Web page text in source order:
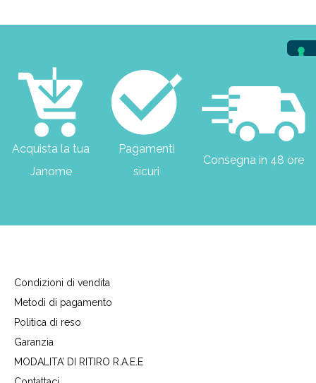
Acquista la tua
Janome
Pagamenti
sicuri
Consegna in 48 ore
Condizioni di vendita
Metodi di pagamento
Politica di reso
Garanzia
MODALITA’ DI RITIRO R.A.E.E